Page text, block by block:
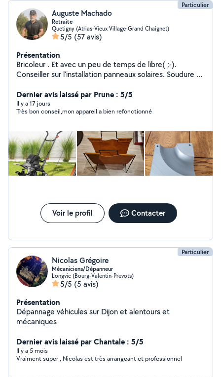
Particulier
Auguste Machado
Retraite
Quetigny (Atrias-Vieux Village-Grand Chaignet)
5/5 (57 avis)
Présentation
Bricoleur . Et avec un peu de temps de libre( ;-).
Conseiller sur l'installation panneaux solaires. Soudure a
recopier vos vieilles K7 vidéo ou encore vous louer du
matériel de jardin ou tous autres bricolages.
Dernier avis laissé par Prune : 5/5
Il y a 17 jours
Très bon conseil,mon appareil a bien refonctionné
Voir le profil Contacter
Particulier
Nicolas Grégoire
Mécaniciens/Dépanneur
Longvic (Bourg-Valentin-Prevots)
5/5 (5 avis)
Présentation
Dépannage véhicules sur Dijon et alentours et
mécaniques
Dernier avis laissé par Chantale : 5/5
Il y a 5 mois
Vraiment super , Nicolas est très arrangeant et professionnel